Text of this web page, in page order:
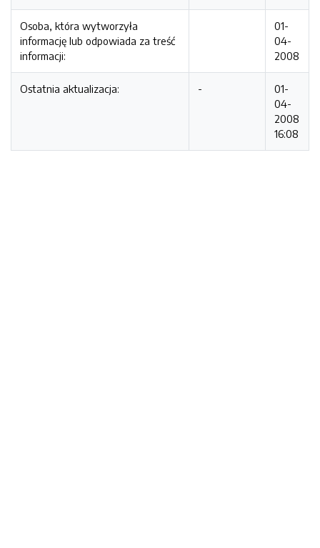
Osoba, która wytworzyła
informację lub odpowiada za treść
informacji:
01-
04-
2008
Ostatnia aktualizacja: -
01-
04-
2008
16:08